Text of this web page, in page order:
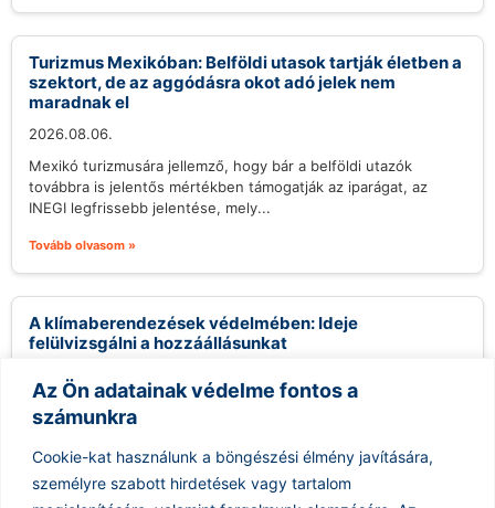
Az Ön adatainak védelme fontos a
számunkra
Cookie-kat használunk a böngészési élmény javítására,
személyre szabott hirdetések vagy tartalom
Turizmus Mexikóban: Belföldi utasok tartják életben a
szektort, de az aggódásra okot adó jelek nem
maradnak el
2026.08.06.
Mexikó turizmusára jellemző, hogy bár a belföldi utazók
továbbra is jelentős mértékben támogatják az iparágat, az
INEGI legfrissebb jelentése, mely...
Tovább olvasom »
A klímaberendezések védelmében: Ideje
felülvizsgálni a hozzáállásunkat
2026.08.06.
A klímaberendezések használata sokak számára
ellentmondásos kérdést jelent, különösen a környezettudatos
közösségekben. Gyakran hallani kritikákat, melyek szerint a
légkondicionálók felesleges...